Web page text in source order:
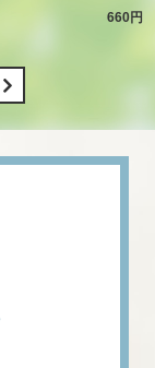
660円